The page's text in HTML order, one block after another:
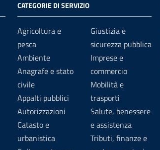
CATEGORIE DI SERVIZIO
Agricoltura e
pesca
Ambiente
Anagrafe e stato
civile
Appalti pubblici
Autorizzazioni
Catasto e
urbanistica
Giustizia e
sicurezza pubblica
Imprese e
commercio
Mobilità e
trasporti
Salute, benessere
e assistenza
Tributi, finanze e